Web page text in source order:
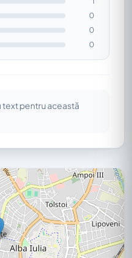
0
0
0
text pentru această